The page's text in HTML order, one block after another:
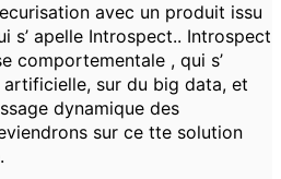
avec un produit issu
s’ apelle Introspect.. Introspect
comportementale , qui s’
artificielle, sur du big data, et
dynamique des
sur ce tte solution